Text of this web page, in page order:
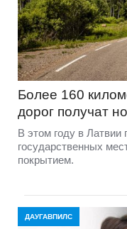
Более 160
дорог получат
В этом году в Латвии
государственных
покрытием.
ДАУГАВПИЛС